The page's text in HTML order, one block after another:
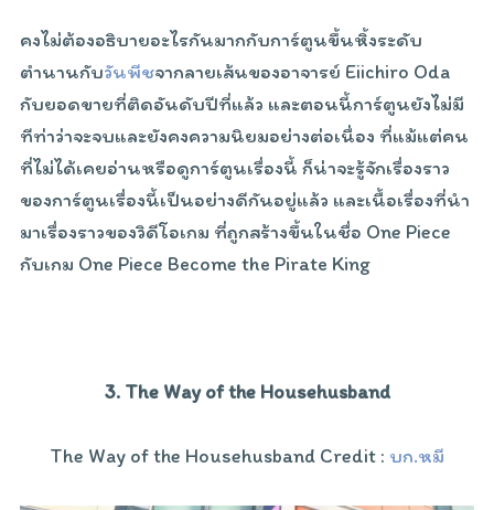
คงไม่ต้องอธิบายอะไรกันมากกับการ์ตูนขึ้นหิ้งระดับ
ตำนานกับวันพีชจากลายเส้นของอาจารย์ Eiichiro Oda
กับยอดขายที่ติดอันดับปีที่แล้ว และตอนนี้การ์ตูนยังไม่มี
ทีท่าว่าจะจบและยังคงความนิยมอย่างต่อเนื่อง ที่แม้แต่คน
ที่ไม่ได้เคยอ่านหรือดูการ์ตูนเรื่องนี้ ก็น่าจะรู้จักเรื่องราว
ของการ์ตูนเรื่องนี้เป็นอย่างดีกันอยู่แล้ว และเนื้อเรื่องที่นำ
มาเรื่องราวของวิดีโอเกม ที่ถูกสร้างขึ้นในชื่อ One Piece
กับเกม One Piece Become the Pirate King
3. The Way of the Househusband
The Way of the Househusband Credit : บก.หมี